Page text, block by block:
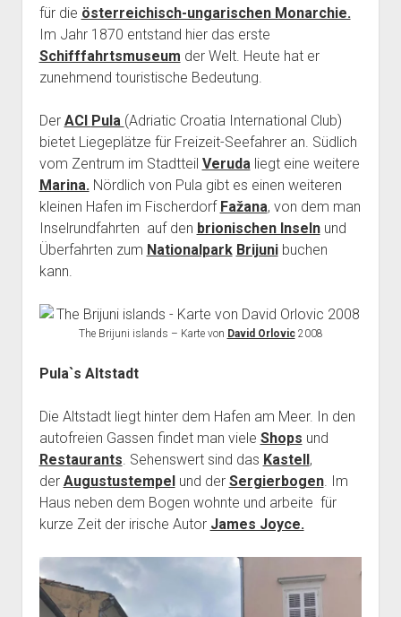
für die österreichisch-ungarischen Monarchie.
Im Jahr 1870 entstand hier das erste
Schifffahrtsmuseum der Welt. Heute hat er
zunehmend touristische Bedeutung.
Der ACI Pula (Adriatic Croatia International Club)
bietet Liegeplätze für Freizeit-Seefahrer an. Südlich
vom Zentrum im Stadtteil Veruda liegt eine weitere
Marina. Nördlich von Pula gibt es einen weiteren
kleinen Hafen im Fischerdorf Fažana, von dem man
Inselrundfahrten auf den brionischen Inselnund
Überfahrten zum Nationalpark Brijunibuchen
kann.
The Brijuni islands – Karte von David Orlovic2008
Pula`s Altstadt
Die Altstadt liegt hinter dem Hafen am Meer. In den
autofreien Gassen findet man viele Shops und
Restaurants . Sehenswert sind das Kastell,
der Augustustempelund der Sergierbogen. Im
Haus neben dem Bogen wohnte und arbeite für
kurze Zeit der irische Autor James Joyce.